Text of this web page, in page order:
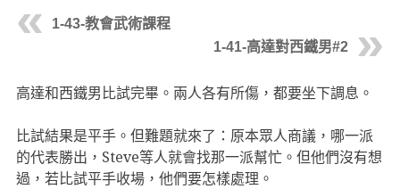
1-43-教會武術課程
1-41-高達對西鐵男#2
高達和西鐵男比試完畢。兩人各有所傷，都要坐下調息。
比試結果是平手。但難題就來了：原本眾人商議，哪一派
的代表勝出，Steve等人就會找那一派幫忙。但他們沒有想
過，若比試平手收場，他們要怎樣處理。